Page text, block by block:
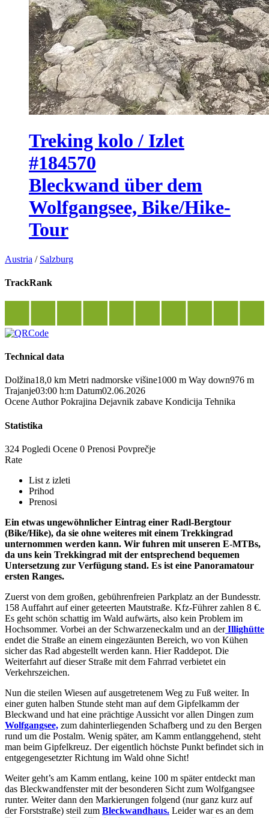
Treking kolo / Izlet
#184570
Bleckwand über dem
Wolfgangsee, Bike/Hike-
Tour
Austria / Salzburg
TrackRank
Technical data
Dolžina18,0 km Metri nadmorske višine1000 m Way down976 m
Trajanje03:00 h:m Datum02.06.2026
Ocene Author Pokrajina Dejavnik zabave Kondicija Tehnika
Statistika
324 Pogledi Ocene 0 Prenosi Povprečje
Rate
List z izleti
Prihod
Prenosi
Ein etwas ungewöhnlicher Eintrag einer Radl-Bergtour
(Bike/Hike), da sie ohne weiteres mit einem Trekkingrad
unternommen werden kann. Wir fuhren mit unseren E-MTBs,
da uns kein Trekkingrad mit der entsprechend bequemen
Untersetzung zur Verfügung stand. Es ist eine Panoramatour
ersten Ranges.
Zuerst von dem großen, gebührenfreien Parkplatz an der Bundesstr.
158 Auffahrt auf einer geteerten Mautstraße. Kfz-Führer zahlen 8 €.
Es geht schön schattig im Wald aufwärts, also kein Problem im
Hochsommer. Vorbei an der Schwarzeneckalm und an derIllighütte
endet die Straße an einem eingezäunten Bereich, wo von Kühen
sicher das Rad abgestellt werden kann. Hier Raddepot. Die
Weiterfahrt auf dieser Straße mit dem Fahrrad verbietet ein
Verkehrszeichen.
Nun die steilen Wiesen auf ausgetretenem Weg zu Fuß weiter. In
einer guten halben Stunde steht man auf dem Gipfelkamm der
Bleckwand und hat eine prächtige Aussicht vor allen Dingen zum
Wolfgangsee, zum dahinterliegenden Schafberg und zu den Bergen
rund um die Postalm. Wenig später, am Kamm entlanggehend, steht
man beim Gipfelkreuz. Der eigentlich höchste Punkt befindet sich in
entgegengesetzter Richtung im Wald ohne Sicht!
Weiter geht’s am Kamm entlang, keine 100 m später entdeckt man
das Bleckwandfenster mit der besonderen Sicht zum Wolfgangsee
runter. Weiter dann den Markierungen folgend (nur ganz kurz auf
der Forststraße) steil zum Bleckwandhaus. Leider war es an dem